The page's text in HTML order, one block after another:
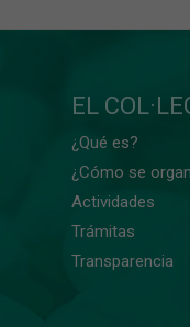
EL
¿Qué es?
¿Cómo se
Actividades
Trámitas
Transparencia